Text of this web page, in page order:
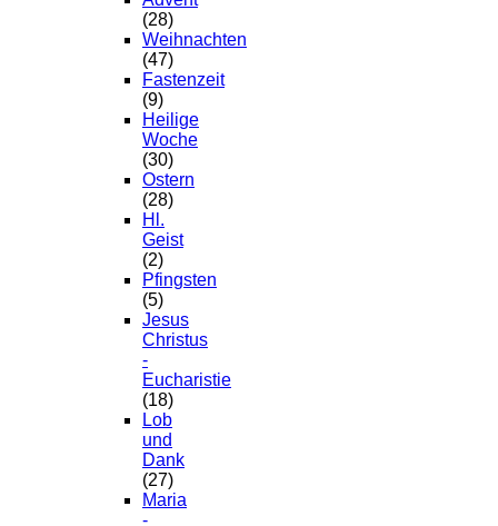
(28)
Weihnachten
(47)
Fastenzeit
(9)
Heilige
Woche
(30)
Ostern
(28)
Hl.
Geist
(2)
Pfingsten
(5)
Jesus
Christus
-
Eucharistie
(18)
Lob
und
Dank
(27)
Maria
-